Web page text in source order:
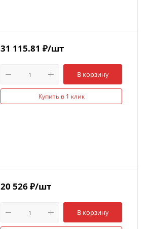
31 115.81 ₽/шт
В корзину
Купить в 1 клик
20 526₽/шт
В корзину